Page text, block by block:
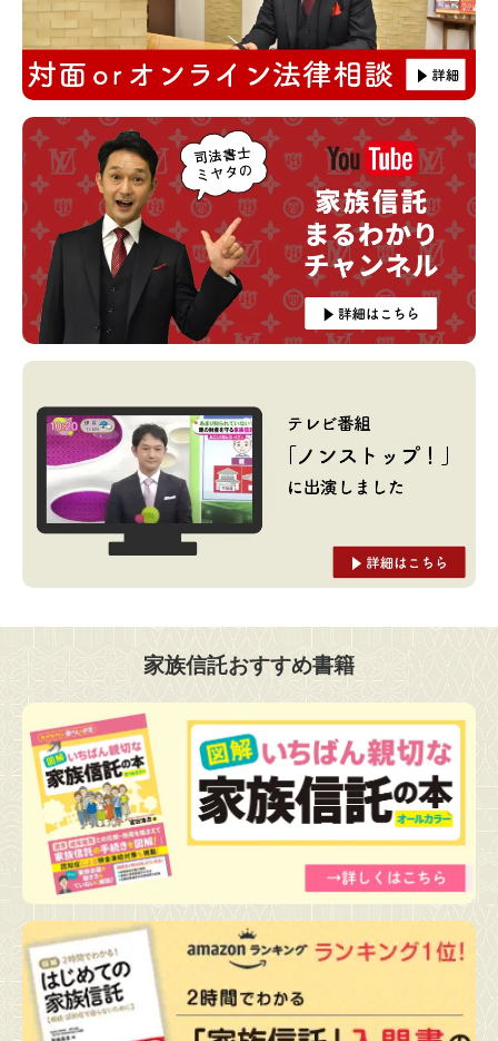
家族信託おすすめ書籍